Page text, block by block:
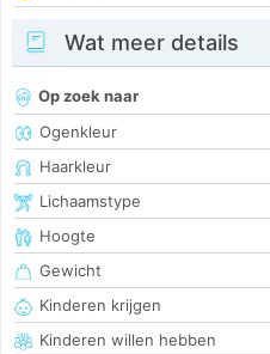
Wat meer details
Op zoek naar
Ogenkleur
Haarkleur
Lichaamstype
Hoogte
Gewicht
Kinderen krijgen
Kinderen willen hebben